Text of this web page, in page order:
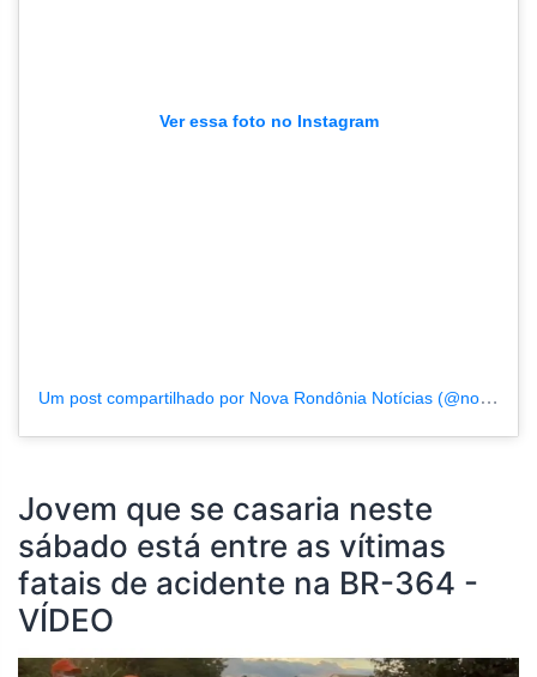
Ver essa foto no Instagram
Um post compartilhado por Nova Rondônia Notícias (@novarondonia)
Jovem que se casaria neste
sábado está entre as vítimas
fatais de acidente na BR-364 -
VÍDEO